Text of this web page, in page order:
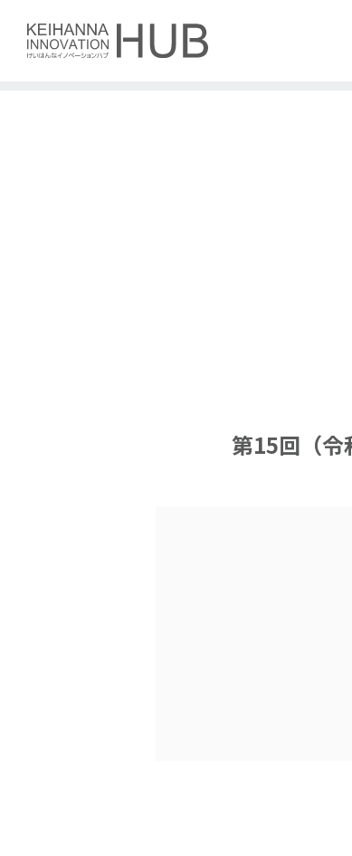
content
第15回（令